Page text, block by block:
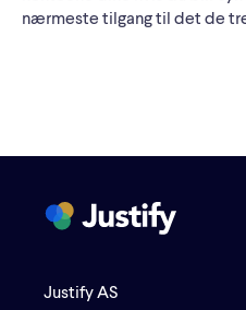
nærmeste tilgang til det de
Justify AS